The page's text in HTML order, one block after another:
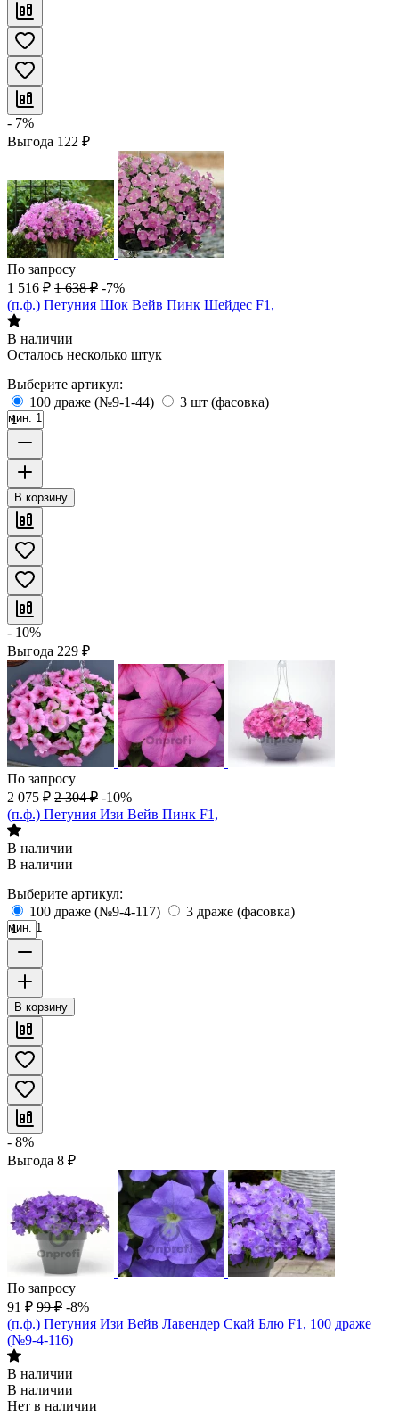
- 7%
Выгода 122 ₽
По запросу
1 516 ₽ 1 638 ₽ -7%
(п.ф.) Петуния Шок Вейв Пинк Шейдес F1,
В наличии
Осталось несколько штук
Выберите артикул:
100 драже (№9-1-44)
3 шт (фасовка)
мин. 1
В корзину
- 10%
Выгода 229 ₽
По запросу
2 075 ₽ 2 304 ₽ -10%
(п.ф.) Петуния Изи Вейв Пинк F1,
В наличии
В наличии
Выберите артикул:
100 драже (№9-4-117)
3 драже (фасовка)
мин. 1
В корзину
- 8%
Выгода 8 ₽
По запросу
91 ₽ 99 ₽ -8%
(п.ф.) Петуния Изи Вейв Лавендер Скай Блю F1, 100 драже
(№9-4-116)
В наличии
В наличии
Нет в наличии